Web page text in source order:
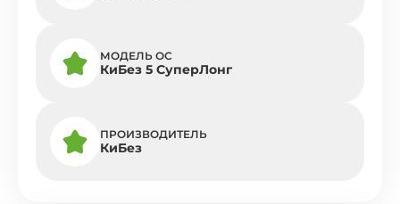
МОДЕЛЬ ОС
КиБез 5 СуперЛонг
ПРОИЗВОДИТЕЛЬ
КиБез